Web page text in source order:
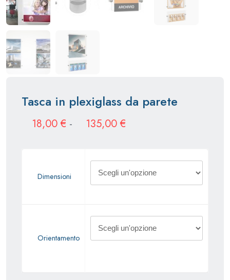
Tasca in plexiglass da parete
18,00 € - 135,00 €
prezzo:
da
a
135,00 €
Dimensioni
Orientamento